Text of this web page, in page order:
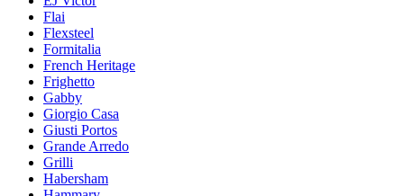
Flai
Flexsteel
Formitalia
French Heritage
Frighetto
Gabby
Giorgio Casa
Giusti Portos
Grande Arredo
Grilli
Habersham